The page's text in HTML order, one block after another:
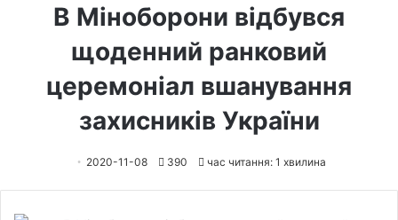
В Міноборони відбувся
щоденний ранковий
церемоніал вшанування
захисників України
2020-11-08 390 час читання: 1 хвилина